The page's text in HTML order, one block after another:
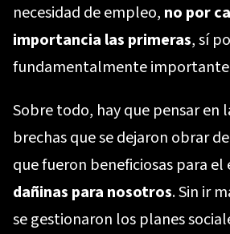
necesidad de empleo, no por
importancia las primeras, sí
fundamentalmente
Sobre todo, hay que pensar en
brechas que se dejaron obrar
que fueron beneficiosas para el
dañinas para nosotros. Sin ir
se gestionaron los planes